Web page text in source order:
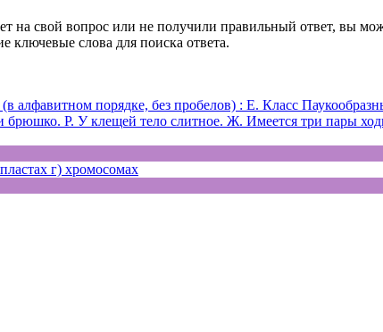
на свой вопрос или не получили правильный ответ, вы
ключевые слова для поиска ответа.
порядке, без пробелов) : Е. Класс
Р. У клещей тело слитное. Ж. Имеется три пары
г) хромосомах